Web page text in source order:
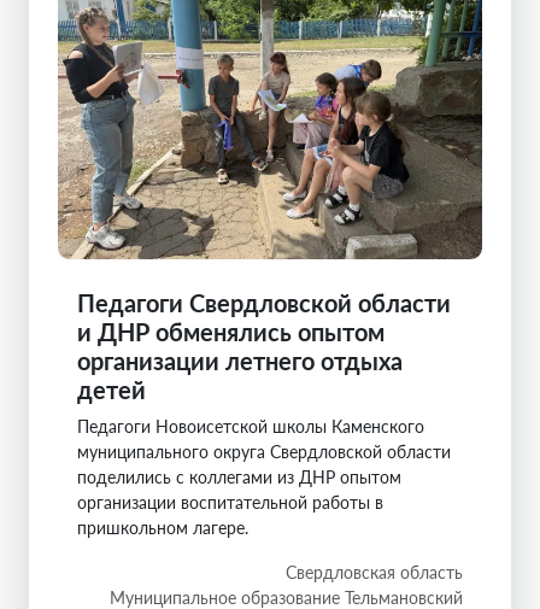
Педагоги Свердловской области
и ДНР обменялись опытом
организации летнего отдыха
детей
Педагоги Новоисетской школы Каменского
муниципального округа Свердловской области
поделились с коллегами из ДНР опытом
организации воспитательной работы в
пришкольном лагере.
Свердловская область
Муниципальное образование Тельмановский